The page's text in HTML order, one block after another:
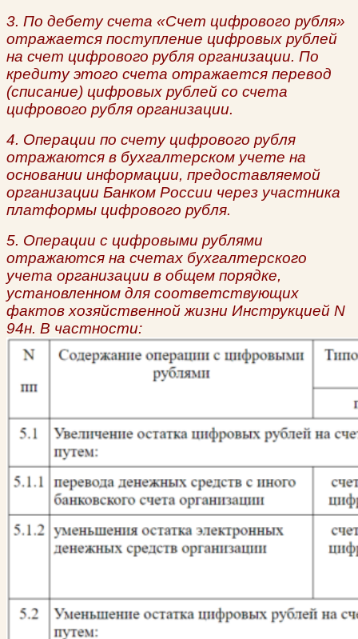
3. По дебету счета «Счет цифрового рубля»
отражается поступление цифровых рублей
на счет цифрового рубля организации. По
кредиту этого счета отражается перевод
(списание) цифровых рублей со счета
цифрового рубля организации.
4. Операции по счету цифрового рубля
отражаются в бухгалтерском учете на
основании информации, предоставляемой
организации Банком России через участника
платформы цифрового рубля.
5. Операции с цифровыми рублями
отражаются на счетах бухгалтерского
учета организации в общем порядке,
установленном для соответствующих
фактов хозяйственной жизни Инструкцией N
94н. В частности: